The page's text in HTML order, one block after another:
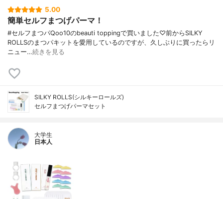
5.00
簡単セルフまつげパーマ！
#セルフまつパQoo10のbeauti toppingで買いました♡前からSILKY
ROLLSのまつパキットを愛用しているのですが、久しぶりに買ったらリ
ニュー…続きを見る
SILKY ROLLS(シルキーロールズ)
セルフまつげパーマセット
大学生
日本人